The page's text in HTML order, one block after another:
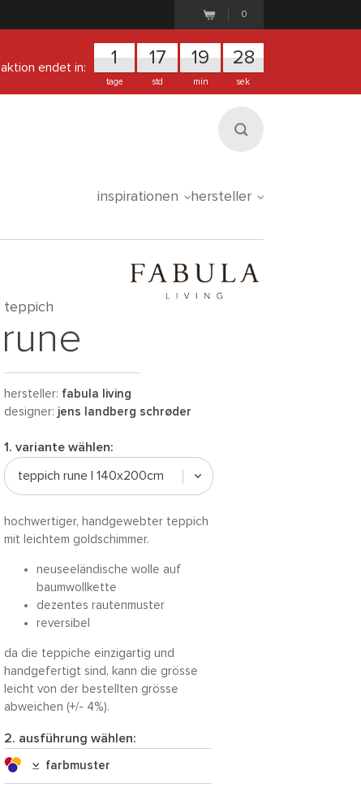
0
aktion endet in: 1
tage
17
std
19
min
28
sek
inspirationen hersteller
teppich
rune
hersteller: fabula living
designer: jens landberg schrøder
1. variante wählen:
teppich rune | 140x200cm
hochwertiger, handgewebter teppich
mit leichtem goldschimmer.
neuseeländische wolle auf
baumwollkette
dezentes rautenmuster
reversibel
da die teppiche einzigartig und
handgefertigt sind, kann die grösse
leicht von der bestellten grösse
abweichen (+/- 4%).
2. ausführung wählen:
farbmuster